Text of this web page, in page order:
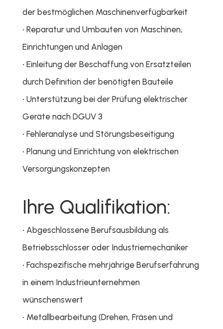
der bestmöglichen Maschinenverfügbarkeit
• Reparatur und Umbauten von Maschinen,
Einrichtungen und Anlagen
• Einleitung der Beschaffung von Ersatzteilen
durch Definition der benötigten Bauteile
• Unterstützung bei der Prüfung elektrischer
Geräte nach DGUV 3
• Fehleranalyse und Störungsbeseitigung
• Planung und Einrichtung von elektrischen
Versorgungskonzepten
Ihre Qualifikation:
• Abgeschlossene Berufsausbildung als
Betriebsschlosser oder Industriemechaniker
• Fachspezifische mehrjährige Berufserfahrung
in einem Industrieunternehmen
wünschenswert
• Metallbearbeitung (Drehen, Fräsen und